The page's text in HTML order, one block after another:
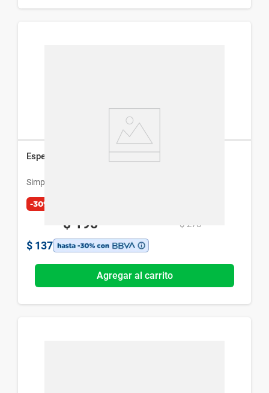
Espejo Redondo Simplicity con Base Bamboo
Simplicity
-30%
$ 195 $ 278
$ 137
Agregar al carrito